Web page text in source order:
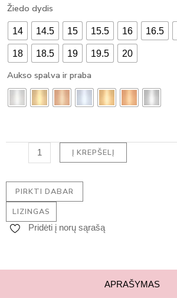
Žiedo dydis
14 14.5 15 15.5 16 16.5
18 18.5 19 19.5 20
Aukso spalva ir praba
CUSHION
HALO
(1.15
ct)
Į KREPŠELĮ
PIRKTI DABAR
LIZINGAS
Pridėti į norų sąrašą
APRAŠYMAS